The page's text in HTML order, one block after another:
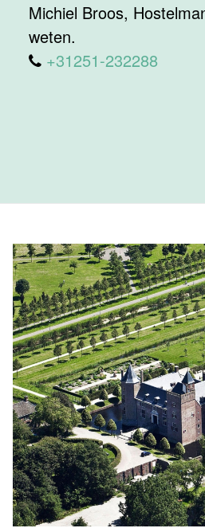
Michiel Broos,
weten.
+31251-232288